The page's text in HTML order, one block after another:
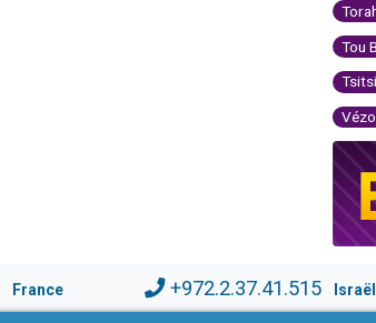
Tou
France +972.2.37.41.515 Israël